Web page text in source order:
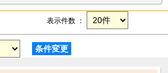
表示件数 ：
条件変更